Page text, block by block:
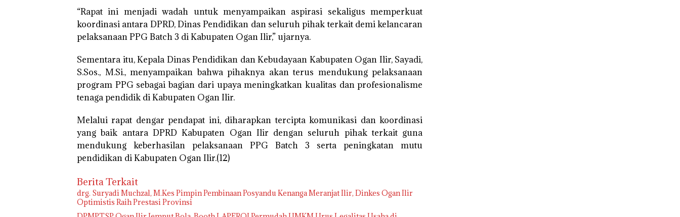
“Rapat ini menjadi wadah untuk menyampaikan aspirasi sekaligus memperkuat
koordinasi antara DPRD, Dinas Pendidikan dan seluruh pihak terkait demi kelancaran
pelaksanaan PPG Batch 3 di Kabupaten Ogan Ilir,” ujarnya.
Sementara itu, Kepala Dinas Pendidikan dan Kebudayaan Kabupaten Ogan Ilir, Sayadi,
S.Sos., M.Si., menyampaikan bahwa pihaknya akan terus mendukung pelaksanaan
program PPG sebagai bagian dari upaya meningkatkan kualitas dan profesionalisme
tenaga pendidik di Kabupaten Ogan Ilir.
Melalui rapat dengar pendapat ini, diharapkan tercipta komunikasi dan koordinasi
yang baik antara DPRD Kabupaten Ogan Ilir dengan seluruh pihak terkait guna
mendukung keberhasilan pelaksanaan PPG Batch 3 serta peningkatan mutu
pendidikan di Kabupaten Ogan Ilir.(12)
Berita Terkait
drg. Suryadi Muchzal, M.Kes Pimpin Pembinaan Posyandu Kenanga Meranjat Ilir, Dinkes Ogan Ilir
Optimistis Raih Prestasi Provinsi